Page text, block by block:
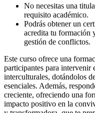
No necesitas una
requisito académico.
Podrás obtener un
acredita tu formación
gestión de conflictos.
Este curso ofrece una
participantes para intervenir
interculturales, dotándolos
esenciales. Además,
creciente, ofreciendo una
impacto positivo en la